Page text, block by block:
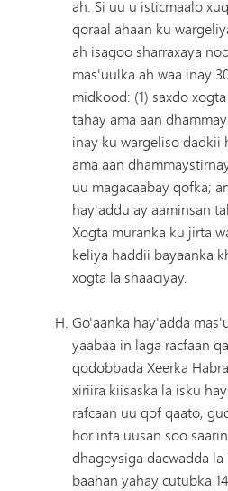
ah. Si uu u isticmaalo
qoraal ahaan ku
ah isagoo sharraxaya
mas'uulka ah waa inay
midkood: (1) saxdo
tahay ama aan
inay ku wargeliso dadkii
ama aan
uu magacaabay qofka;
hay'addu ay aaminsan
Xogta muranka ku jirta
keliya haddii bayaanka
xogta la shaaciyay.
Go'aanka hay'adda
yaabaa in laga racfaan
qodobbada Xeerka
xiriira kiisaska la isku
rafcaan uu qof qaato,
hor inta uusan soo
dhageysiga dacwadda
baahan yahay cutubka